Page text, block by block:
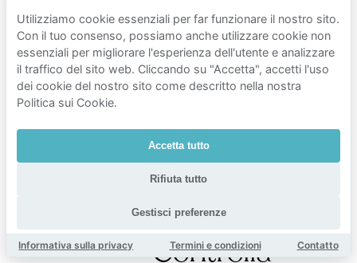
del
garage.
Arrivi
dopo
le
19:00?
Controlla
Utilizziamo cookie essenziali per far funzionare il nostro sito.
Con il tuo consenso, possiamo anche utilizzare cookie non
essenziali per migliorare l'esperienza dell'utente e analizzare
il traffico del sito web. Cliccando su "Accetta", accetti l'uso
dei cookie del nostro sito come descritto nella nostra
Politica sui Cookie.
Accetta tutto
Rifiuta tutto
Gestisci preferenze
Informativa sulla privacy Termini e condizioni Contatto